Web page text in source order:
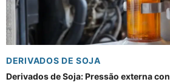
DERIVADOS DE SOJA
Derivados de Soja: Pressão externa